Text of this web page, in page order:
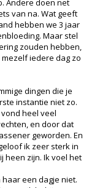
Andere doen net
van na. Wat geeft
hebben we 3 jaar
Maar stel
zouden hebben,
iedere dag zo
dingen die je
instantie niet zo.
heel veel
en door dat
geworden. En
ik zeer sterk in
heen zijn. Ik voel het
een dagje niet.